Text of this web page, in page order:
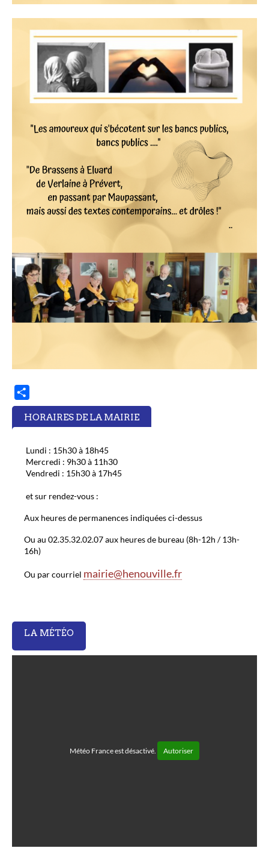
a
r
a
g
r
HORAIRES DE LA MAIRIE
Lundi : 15h30 à 18h45
Mercredi : 9h30 à 11h30
Vendredi : 15h30 à 17h45
et sur rendez-vous :
Aux heures de permanences indiquées ci-dessus
Ou au 02.35.32.02.07 aux heures de bureau (8h-12h / 13h-
16h)
Ou par courriel mairie@henouville.fr
LA MÉTÉO
Météo France est désactivé. Autoriser